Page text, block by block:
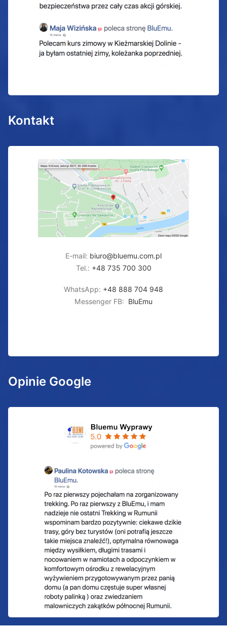
Kontakt
E-mail: biuro@bluemu.com.pl
Tel.: +48 735 700 300
WhatsApp: +48 888 704 948
Messenger FB: BluEmu
Opinie Google